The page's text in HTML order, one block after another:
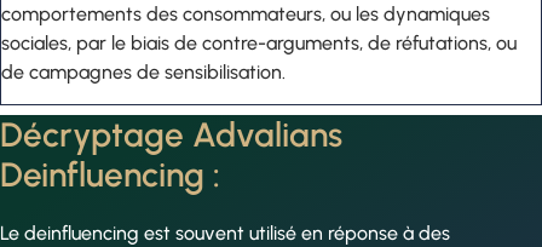
comportements des consommateurs, ou les dynamiques
sociales, par le biais de contre-arguments, de réfutations, ou
de campagnes de sensibilisation.
Décryptage Advalians
Deinfluencing :
Le deinfluencing est souvent utilisé en réponse à des